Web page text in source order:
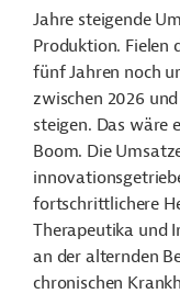
Jahre steigende
Produktion. Fielen
fünf Jahren noch
zwischen 2026
steigen. Das wäre
Boom. Die
fortschrittlichere
Therapeutika und
an der alternden
chronischen